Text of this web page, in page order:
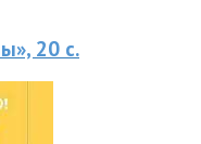
20 с.